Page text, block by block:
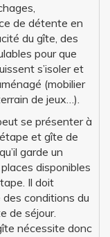
de détente en
du gîte, des
pour que
s’isoler et
(mobilier
de jeux…).
se présenter à
et gîte de
garde un
disponibles
Il doit
des conditions du
de séjour.
nécessite donc